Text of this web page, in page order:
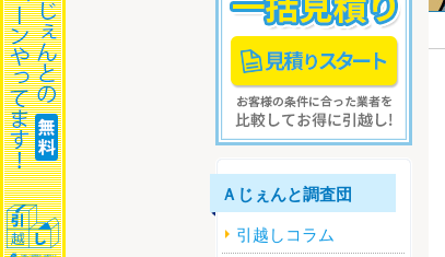
Ａじぇんと調査団
引越しコラム